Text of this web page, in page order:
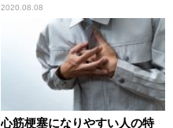
に辛坊治郎が異議
2020.08.08
心筋梗塞になりやすい人の特